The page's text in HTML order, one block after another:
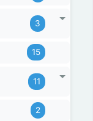
3
15
11
2